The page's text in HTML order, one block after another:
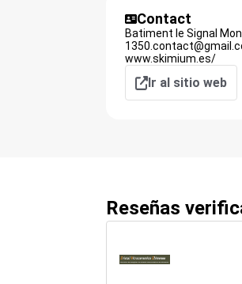
Contact
Batiment le Signal
www.skimium.es/
Ir al sitio web
Reseñas